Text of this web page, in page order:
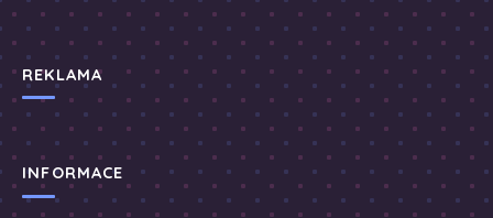
REKLAMA
INFORMACE